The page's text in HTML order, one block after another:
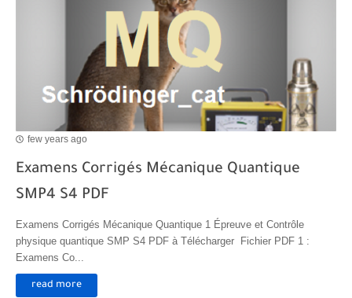
few years ago
Examens Corrigés Mécanique Quantique
SMP4 S4 PDF
Examens Corrigés Mécanique Quantique 1 Épreuve et Contrôle
physique quantique SMP S4 PDF à Télécharger Fichier PDF 1 :
Examens Co...
read more